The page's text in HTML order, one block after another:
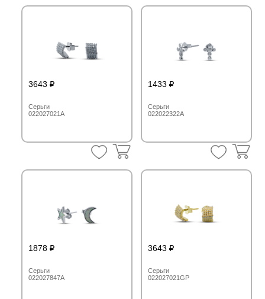
1433
Серьги
022022322A
3643
Серьги
022027021A
3643
Серьги
022027021GP
1878
Серьги
022027847A